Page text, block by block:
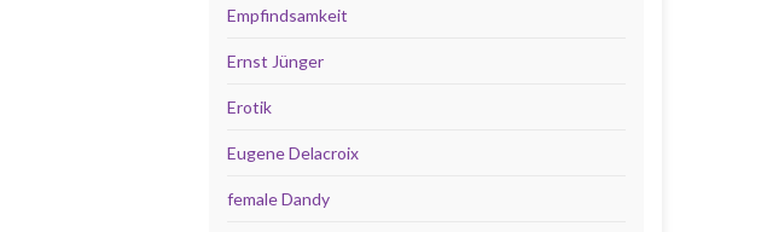
Empfindsamkeit
Ernst Jünger
Erotik
Eugene Delacroix
female Dandy